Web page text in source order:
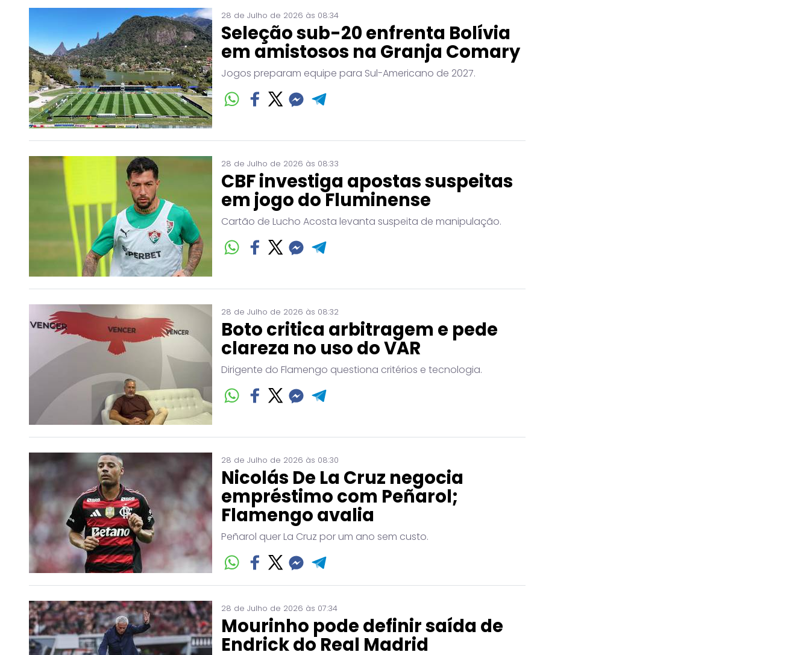
28 de Julho de 2026 às 08:34
Seleção sub-20 enfrenta Bolívia
em amistosos na Granja Comary
Jogos preparam equipe para Sul-Americano de 2027.
28 de Julho de 2026 às 08:33
CBF investiga apostas suspeitas
em jogo do Fluminense
Cartão de Lucho Acosta levanta suspeita de manipulação.
28 de Julho de 2026 às 08:32
Boto critica arbitragem e pede
clareza no uso do VAR
Dirigente do Flamengo questiona critérios e tecnologia.
28 de Julho de 2026 às 08:30
Nicolás De La Cruz negocia
empréstimo com Peñarol;
Flamengo avalia
Peñarol quer La Cruz por um ano sem custo.
28 de Julho de 2026 às 07:34
Mourinho pode definir saída de
Endrick do Real Madrid